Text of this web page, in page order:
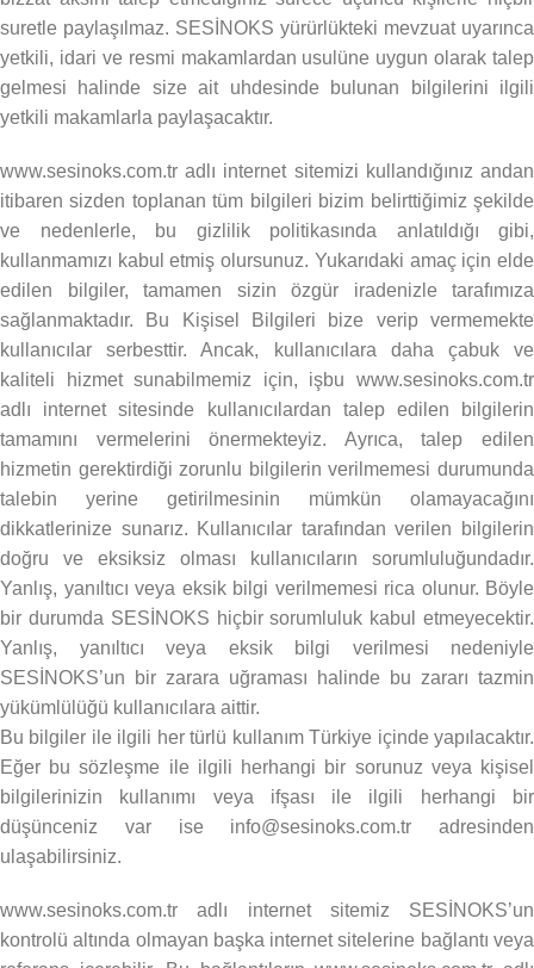
suretle paylaşılmaz. SESİNOKS yürürlükteki mevzuat uyarınca
yetkili, idari ve resmi makamlardan usulüne uygun olarak talep
gelmesi halinde size ait uhdesinde bulunan bilgilerini ilgili
yetkili makamlarla paylaşacaktır.
www.sesinoks.com.tr adlı internet sitemizi kullandığınız andan
itibaren sizden toplanan tüm bilgileri bizim belirttiğimiz şekilde
ve nedenlerle, bu gizlilik politikasında anlatıldığı gibi,
kullanmamızı kabul etmiş olursunuz. Yukarıdaki amaç için elde
edilen bilgiler, tamamen sizin özgür iradenizle tarafımıza
sağlanmaktadır. Bu Kişisel Bilgileri bize verip vermemekte
kullanıcılar serbesttir. Ancak, kullanıcılara daha çabuk ve
kaliteli hizmet sunabilmemiz için, işbu www.sesinoks.com.tr
adlı internet sitesinde kullanıcılardan talep edilen bilgilerin
tamamını vermelerini önermekteyiz. Ayrıca, talep edilen
hizmetin gerektirdiği zorunlu bilgilerin verilmemesi durumunda
talebin yerine getirilmesinin mümkün olamayacağını
dikkatlerinize sunarız. Kullanıcılar tarafından verilen bilgilerin
doğru ve eksiksiz olması kullanıcıların sorumluluğundadır.
Yanlış, yanıltıcı veya eksik bilgi verilmemesi rica olunur. Böyle
bir durumda SESİNOKS hiçbir sorumluluk kabul etmeyecektir.
Yanlış, yanıltıcı veya eksik bilgi verilmesi nedeniyle
SESİNOKS’un bir zarara uğraması halinde bu zararı tazmin
yükümlülüğü kullanıcılara aittir.
Bu bilgiler ile ilgili her türlü kullanım Türkiye içinde yapılacaktır.
Eğer bu sözleşme ile ilgili herhangi bir sorunuz veya kişisel
bilgilerinizin kullanımı veya ifşası ile ilgili herhangi bir
düşünceniz var ise info@sesinoks.com.tr adresinden
ulaşabilirsiniz.
www.sesinoks.com.tr adlı internet sitemiz SESİNOKS’un
kontrolü altında olmayan başka internet sitelerine bağlantı veya